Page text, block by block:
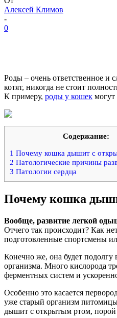
Алексей Климов
-
0
Роды – очень ответственное и
котят, никогда не стоит
К примеру, роды у кошек могут
Содержание:
1 Почему кошка дышит с
2 Патологические причины
3 Патологии сердца
Почему кошка
Вообще, развитие легкой
Отчего так происходит? Как
подготовленные спортсмены
Конечно же, она будет подолгу
организма. Много кислорода
ферментных систем и
Особенно это касается
уже старый организм
дышит с открытым ртом, порой